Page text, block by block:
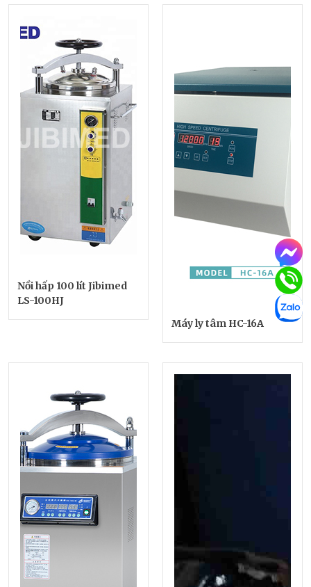
Nồi hấp 100 lít Jibimed
LS-100HJ
Máy ly tâm HC-16A